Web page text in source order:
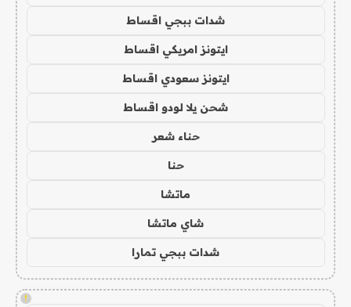
شدات ببجي اقساط
ايتونز امريكي اقساط
ايتونز سعودي اقساط
شحن يلا لودو اقساط
حناء شعر
حنا
ماتشا
شاي ماتشا
شدات ببجي تمارا
!